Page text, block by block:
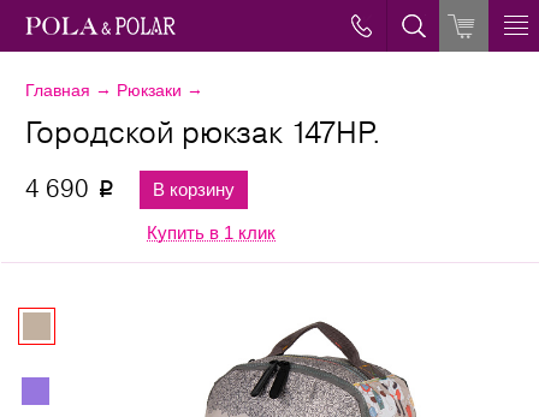
Главная → Рюкзаки →
Городской рюкзак 147НР.
4 690 p В корзину
Купить в 1 клик